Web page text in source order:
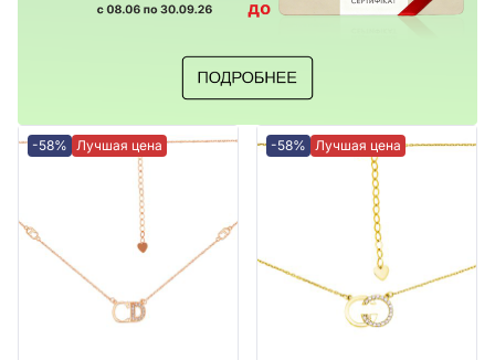
-58% Лучшая цена -58% Лучшая цена